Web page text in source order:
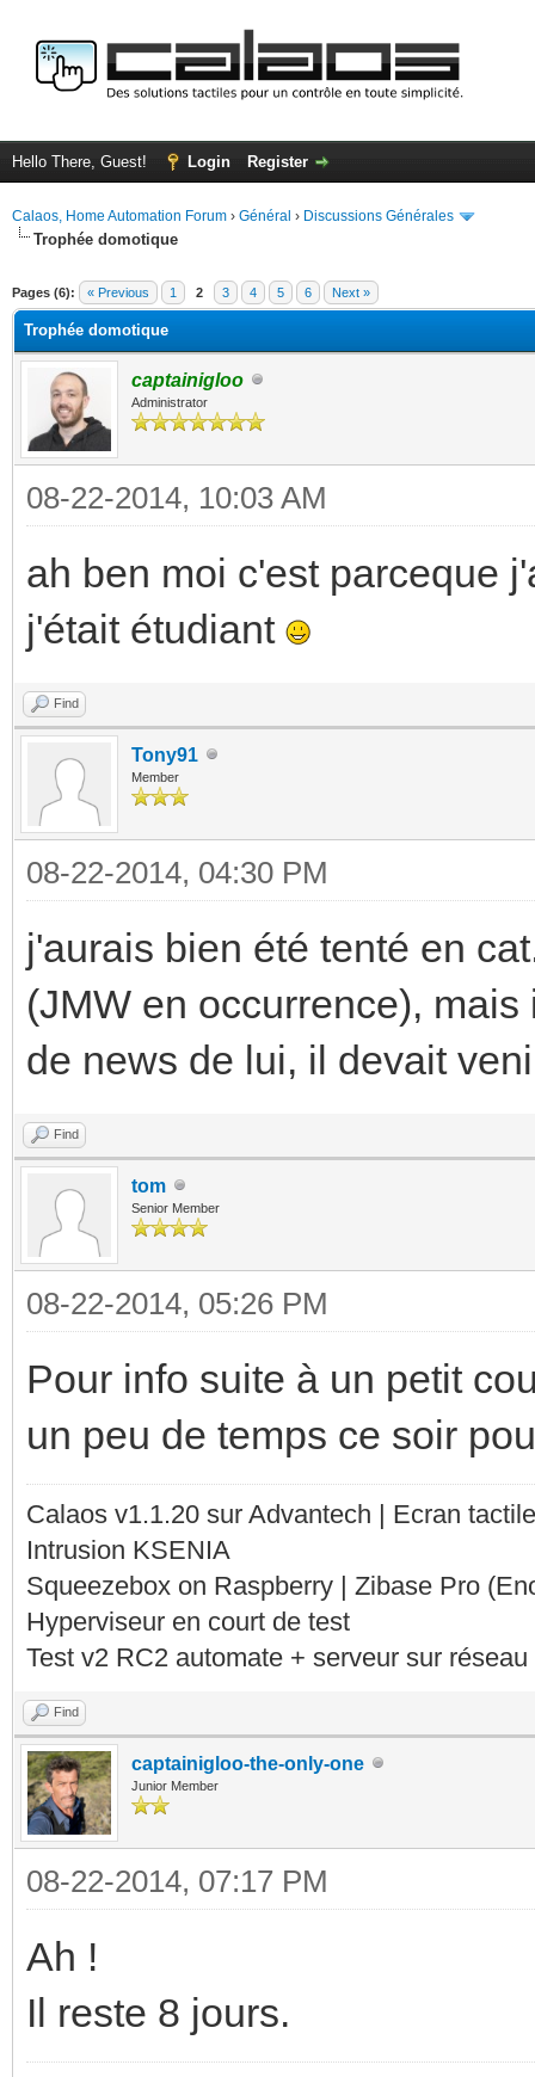
Hello There, Guest! Login Register
Calaos, Home Automation Forum › Général › Discussions Générales
Trophée domotique
Pages (6): « Previous 1 2 3 4 5 6 Next »
Trophée domotique
captainigloo
Administrator
08-22-2014, 10:03 AM
ah ben moi c'est parceque
j'était étudiant
Find
Tony91
Member
08-22-2014, 04:30 PM
j'aurais bien été tenté en
(JMW en occurrence),
de news de lui, il devait
Find
tom
Senior Member
08-22-2014, 05:26 PM
Pour info suite à un petit
un peu de temps ce soir
Calaos v1.1.20 sur Advantech | Ecran
Intrusion KSENIA
Squeezebox on Raspberry | Zibase Pro
Hyperviseur en court de test
Test v2 RC2 automate + serveur sur
Find
captainigloo-the-only-one
Junior Member
08-22-2014, 07:17 PM
Ah !
Il reste 8 jours.